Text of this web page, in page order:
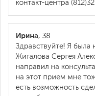
контакт-центра
Ирина, 38
Здравствуйте! Я была
Жигалова Сергея
направил на
на этот прием мне
есть возможность